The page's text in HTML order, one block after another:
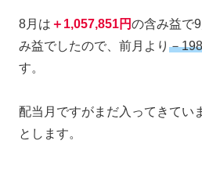
8月は ＋1,057,851円の含み益で
み益でしたので、前月より －
す。
配当月ですがまだ入ってきてい
とします。